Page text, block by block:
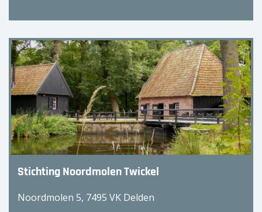
Stichting Noordmolen Twickel
Noordmolen 5, 7495 VK Delden